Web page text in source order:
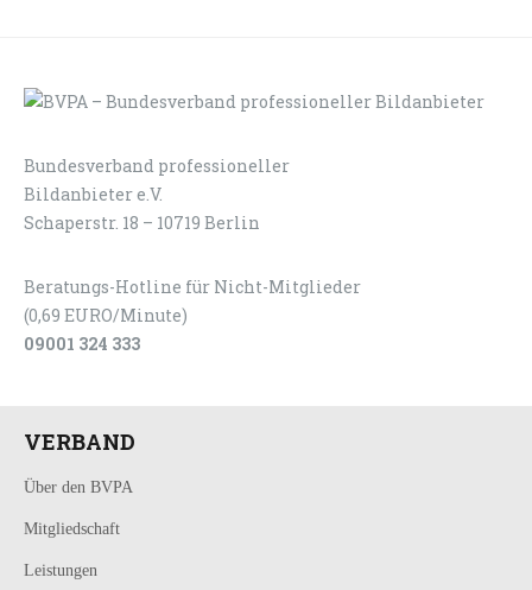
Bundesverband professioneller
Bildanbieter e.V.
Schaperstr. 18 – 10719 Berlin
Beratungs-Hotline für Nicht-Mitglieder
(0,69 EURO/Minute)
09001 324 333
VERBAND
Über den BVPA
Mitgliedschaft
Leistungen